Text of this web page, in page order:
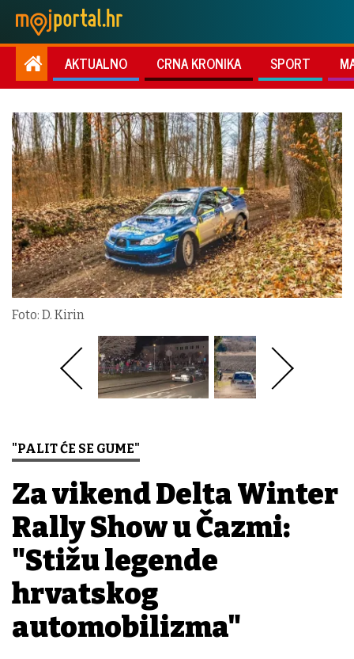
AKTUALNO CRNA KRONIKA SPORT
Foto: D. Kirin
"PALIT ĆE SE GUME"
Za vikend Delta Winter
Rally Show u Čazmi:
"Stižu legende
hrvatskog
automobilizma"